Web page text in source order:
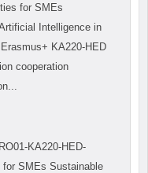
for SMEs
Intelligence in
KA220-HED
cooperation
KA220-HED-
SMEs Sustainable